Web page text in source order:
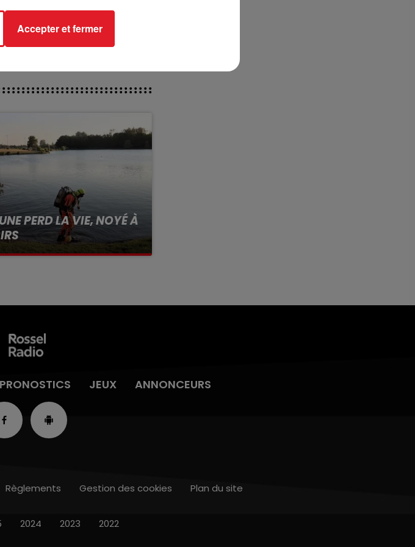
PERD LA VIE, NOYÉ À
pic
PRONOSTICS JEUX ANNONCEURS
Règlements Gestion des cookies Plan du site
2024 2023 2022
Accepter et fermer